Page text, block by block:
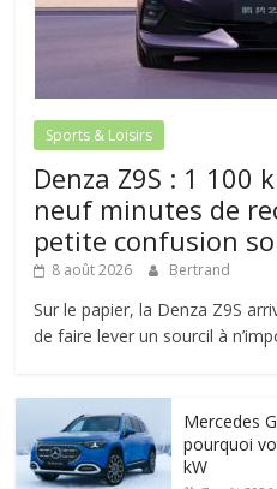
Sports & Loisirs
Denza Z9S : 1 100
neuf minutes de
petite confusion
8 août 2026 Bertrand
Sur le papier, la Denza Z9S
de faire lever un sourcil à
Mercedes
pourquoi
kW